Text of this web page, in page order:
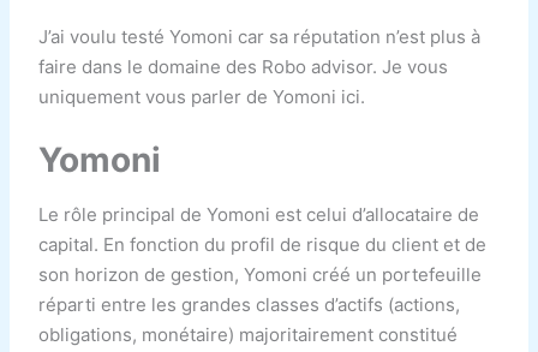
J’ai voulu testé Yomoni car sa réputation n’est plus à
faire dans le domaine des Robo advisor. Je vous
uniquement vous parler de Yomoni ici.
Yomoni
Le rôle principal de Yomoni est celui d’allocataire de
capital. En fonction du profil de risque du client et de
son horizon de gestion, Yomoni créé un portefeuille
réparti entre les grandes classes d’actifs (actions,
obligations, monétaire) majoritairement constitué